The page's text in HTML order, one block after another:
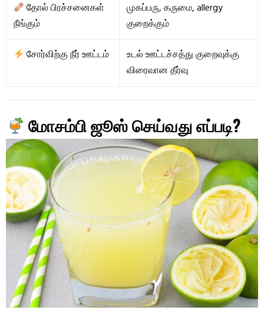
தோல் பிரச்சனைகள்
நீங்கும்
முகப்பரு, கருமை, allergy
குறைக்கும்
சோர்விற்கு நீர் ஊட்டம்
உடல் ஊட்டச்சத்து குறைவுக்கு
விரைவான தீர்வு
மோசம்பி ஜூஸ் செய்வது எப்படி?